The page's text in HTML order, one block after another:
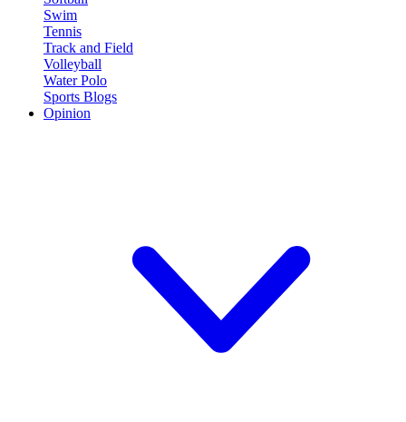
Swim
Tennis
Track and Field
Volleyball
Water Polo
Sports Blogs
Opinion